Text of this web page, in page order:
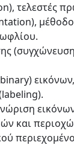
τελεστές
και